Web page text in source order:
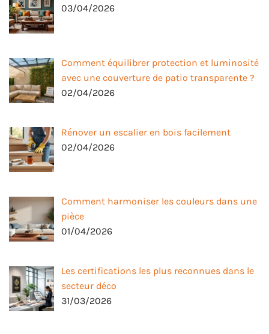
03/04/2026
Comment équilibrer protection et luminosité
avec une couverture de patio transparente ?
02/04/2026
Rénover un escalier en bois facilement
02/04/2026
Comment harmoniser les couleurs dans une
pièce
01/04/2026
Les certifications les plus reconnues dans le
secteur déco
31/03/2026